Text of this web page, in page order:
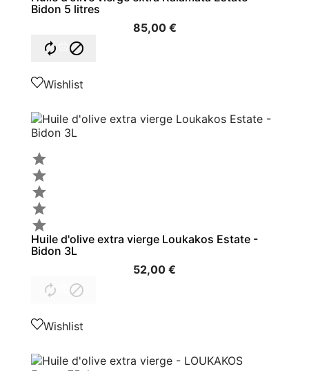
Bidon 5 litres
85,00 €
 
Wishlist





Huile d'olive extra vierge Loukakos Estate -
Bidon 3L
52,00 €
 
Wishlist